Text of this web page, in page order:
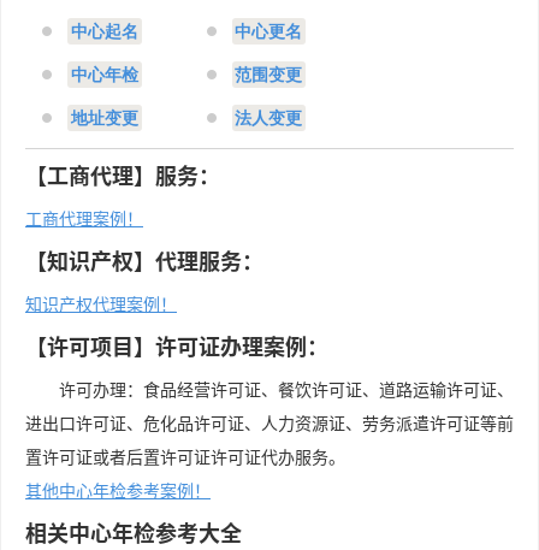
中心起名 中心更名
中心年检 范围变更
地址变更 法人变更
【工商代理】服务：
工商代理案例！
【知识产权】代理服务：
知识产权代理案例！
【许可项目】许可证办理案例：
许可办理：食品经营许可证、餐饮许可证、道路运输许可证、
进出口许可证、危化品许可证、人力资源证、劳务派遣许可证等前
置许可证或者后置许可证许可证代办服务。
其他中心年检参考案例！
相关中心年检参考大全